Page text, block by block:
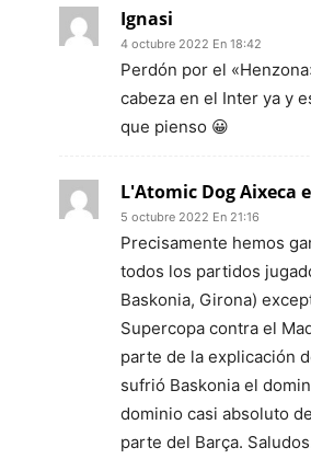
Ignasi
4 octubre 2022 En 18:42
Perdón por el
cabeza en el Inter ya y
que pienso 😀
L'Atomic Dog Aixeca
5 octubre 2022 En 21:16
Precisamente hemos
todos los partidos
Baskonia, Girona)
Supercopa contra el
parte de la explicación
sufrió Baskonia el
dominio casi absoluto
parte del Barça.